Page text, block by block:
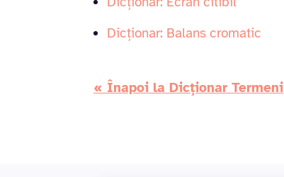
Dicționar: Balans cromatic
« Înapoi la Dicționar Termeni